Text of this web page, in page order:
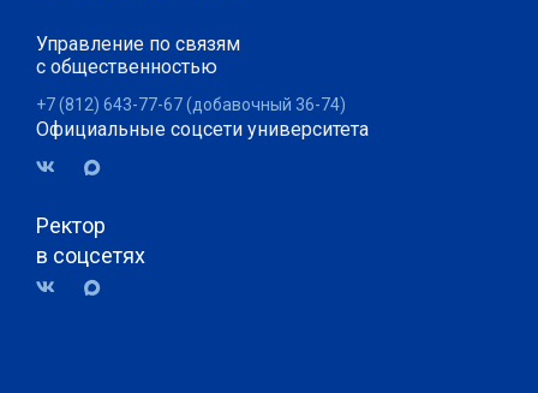
Управление по связям
с общественностью
+7 (812) 643-77-67 (добавочный 36-74)
Официальные соцсети университета
Ректор
в соцсетях